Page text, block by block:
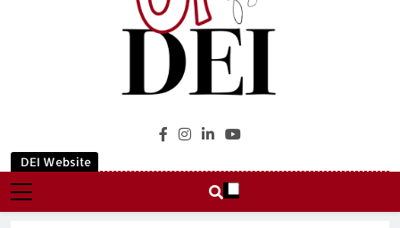
DEI Website
UpToDEI